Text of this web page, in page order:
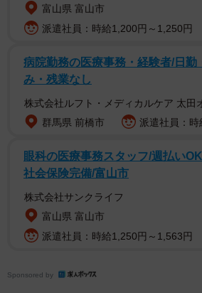
歩道のすぐそばに設置されている
メニューは以下の８品（２０２１年
影日以降に一部変更がありました）。
富山県 富山市
派遣社員：時給1,200円～1,250円
病院勤務の医療事務・経験者/日勤
み・残業なし
株式会社ルフト・メディカルケア 太田
群馬県 前橋市
派遣社員：時
眼科の医療事務スタッフ/週払い
社会保険完備/富山市
株式会社サンクライフ
富山県 富山市
派遣社員：時給1,250円～1,563円
Sponsored by